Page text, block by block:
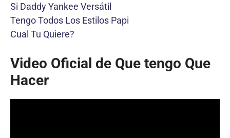
Si Daddy Yankee Versátil
Tengo Todos Los Estilos Papi
Cual Tu Quiere?
Video Oficial de Que tengo Que
Hacer